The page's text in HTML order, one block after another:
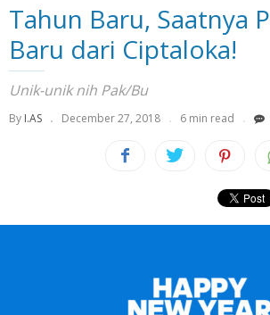
Tahun Baru, Saatnya
Baru dari Ciptaloka!
Unik-unik nih Pak/Bu
By I.AS December 27, 2018 6 min read